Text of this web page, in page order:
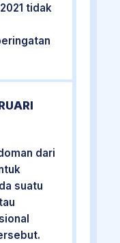
tidak
dari
suatu